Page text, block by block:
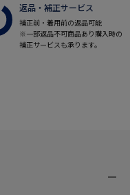
返品・補正サービス
補正前・着用前の返品可能
※一部返品不可商品あり購入時の
補正サービスも承ります。